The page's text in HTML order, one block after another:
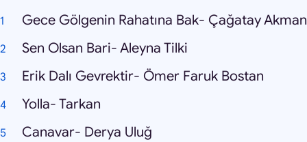
Gece Gölgenin Rahatına Bak- Çağatay Akman
Sen Olsan Bari- Aleyna Tilki
Erik Dalı Gevrektir- Ömer Faruk Bostan
Yolla- Tarkan
Canavar- Derya Uluğ